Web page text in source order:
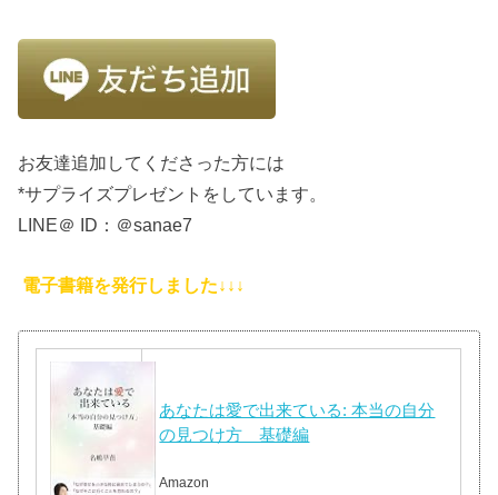
お友達追加してくださった方には
*サプライズプレゼントをしています。
LINE＠ ID：＠sanae7
電子書籍を発行しました↓↓↓
あなたは愛で出来ている: 本当の自分
の見つけ方 基礎編
Amazon